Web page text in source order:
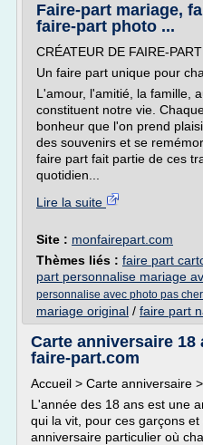
Faire-part mariage,
faire-part photo ...
CRÉATEUR DE FAIRE-
Un faire part unique pour
L'amour, l'amitié, la famille,
constituent notre vie.
bonheur que l'on prend
des souvenirs et se
faire part fait partie de ces
quotidien...
Lire la suite
Site : monfairepart.com
Thèmes liés : faire part
part personnalise mariage
personnalise avec photo pas cher
mariage original / faire part
Carte anniversaire 18
faire-part.com
Accueil > Carte anniversaire
L'année des 18 ans est une
qui la vit, pour ces garçons
anniversaire particulier où